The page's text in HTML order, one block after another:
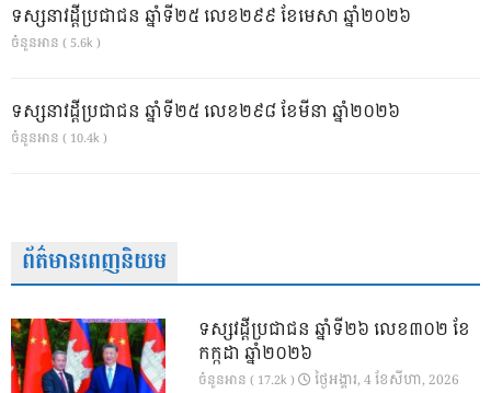
ទស្សនាវដ្ដីប្រជាជន ឆ្នាំទី២៥ លេខ២៩៩ ខែមេសា ឆ្នាំ២០២៦
ចំនួនអាន ( 5.6k )
ទស្សនាវដ្ដីប្រជាជន ឆ្នាំទី២៥ លេខ២៩៨ ខែមីនា ឆ្នាំ២០២៦
ចំនួនអាន ( 10.4k )
ព័ត៌មានពេញនិយម
ទស្សវដ្តីប្រជាជន ឆ្នាំទី២៦ លេខ៣០២ ខែ
កក្កដា ឆ្នាំ២០២៦
ចំនួនអាន ( 17.2k ) ថ្ងៃ​អង្គារ, 4 ខែ​សីហា, 2026